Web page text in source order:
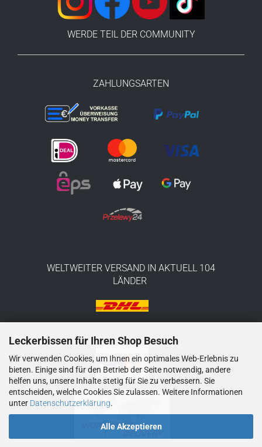
Leckerbissen für Ihren Shop Besuch
Wir verwenden Cookies, um Ihnen ein optimales Web-Erlebnis zu
bieten. Einige sind für den Betrieb der Seite notwendig, andere
helfen uns, unsere Inhalte stetig für Sie zu verbessern. Sie
entscheiden, welche Cookies Sie zulassen. Weitere Informationen
unter Datenschutzerklärung.
Alle Akzeptieren
WERDE TEIL DER COMMUNITY
ZAHLUNGSARTEN
WELTWEITER VERSAND IN AKTUELL 104
LÄNDER